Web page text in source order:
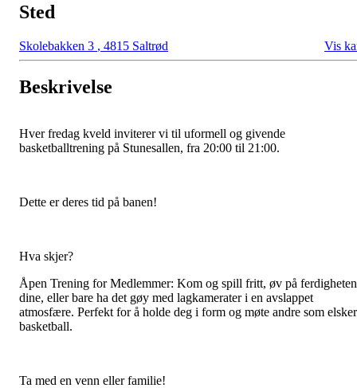
Sted
Skolebakken 3 , 4815 Saltrød Vis
Beskrivelse
Hver fredag kveld inviterer vi til uformell og givende
basketballtrening på Stunesallen, fra 20:00 til 21:00.
Dette er deres tid på banen!
Hva skjer?
Åpen Trening for Medlemmer: Kom og spill fritt, øv på
dine, eller bare ha det gøy med lagkamerater i en avslappet
atmosfære. Perfekt for å holde deg i form og møte andre som elsker
basketball.
Ta med en venn eller familie!